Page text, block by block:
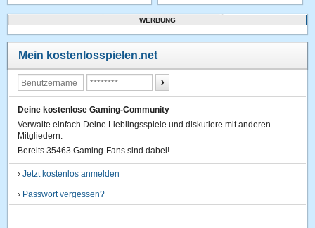
WERBUNG
Mein kostenlosspielen.net
Deine kostenlose Gaming-Community
Verwalte einfach Deine Lieblingsspiele und diskutiere mit anderen
Mitgliedern.
Bereits 35463 Gaming-Fans sind dabei!
›Jetzt kostenlos anmelden
› Passwort vergessen?